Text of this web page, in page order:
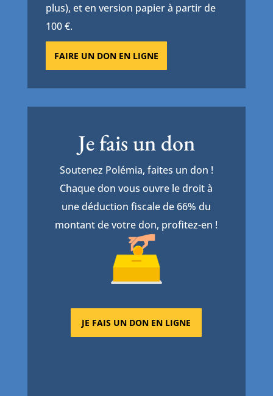
plus), et en version papier à partir de
100 €.
FAIRE UN DON EN LIGNE
Je fais un don
Soutenez Polémia, faites un don !
Chaque don vous ouvre le droit à
une déduction fiscale de 66% du
montant de votre don, profitez-en !
JE FAIS UN DON EN LIGNE